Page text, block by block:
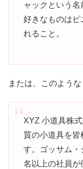
ャックという名
好きなものは
れること。
または、このような
XYZ 小道具株
質の小道具を皆
す。ゴッサム
名以上の社員が